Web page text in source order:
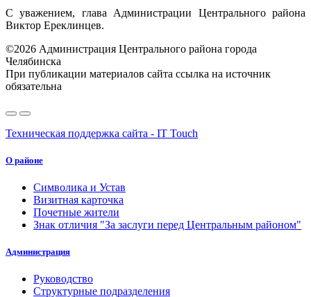
С уважением, глава Администрации Центрального района
Виктор Ереклинцев.
©2026 Администрация Центрального района города
Челябинска
При публикации материалов сайта ссылка на источник
обязательна
Техническая поддержка сайта - IT Touch
О районе
Символика и Устав
Визитная карточка
Почетные жители
Знак отличия "За заслуги перед Центральным районом"
Администрация
Руководство
Структурные подразделения